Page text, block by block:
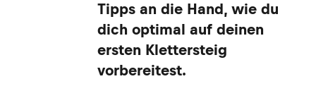
Tipps an die Hand, wie du
dich optimal auf deinen
ersten Klettersteig
vorbereitest.